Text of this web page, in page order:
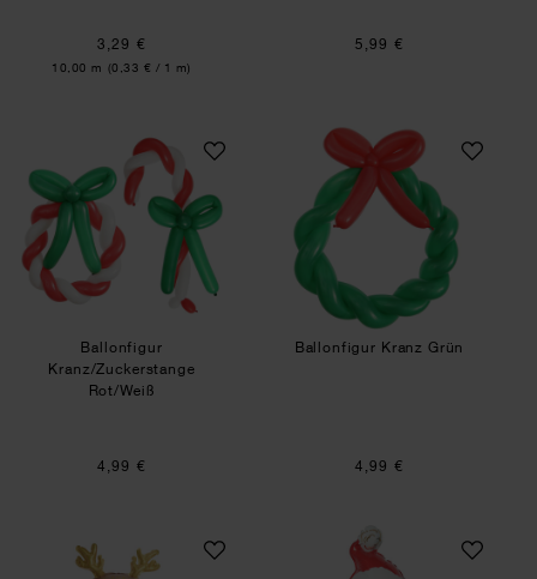
3,29 €
Inhalt:
10,00 m (0,33 € / 1 m)
5,99 €
Ballonfigur Kranz/Zuckerstange Rot/Weiß
Ballonfigur
Kranz/Zuckerstange
Rot/Weiß
4,99 €
Ballonfigur Kranz
Ballonfigur Kranz Grün
4,99 €
Folienballon Haarreifen 6 StückFolienballon